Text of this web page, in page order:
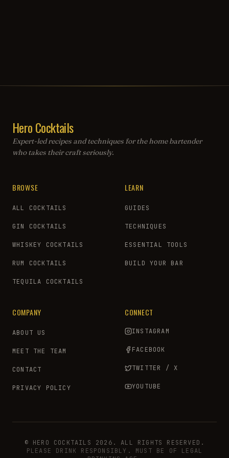
Hero Cocktails
Expert-led recipes and techniques for the home bartender
who takes their craft seriously.
BROWSE
ALL COCKTAILS
GIN COCKTAILS
WHISKEY COCKTAILS
RUM COCKTAILS
TEQUILA COCKTAILS
LEARN
GUIDES
TECHNIQUES
ESSENTIAL TOOLS
BUILD YOUR BAR
COMPANY
ABOUT US
MEET THE TEAM
CONTACT
PRIVACY POLICY
CONNECT
INSTAGRAM
FACEBOOK
TWITTER / X
YOUTUBE
© HERO COCKTAILS 2026. ALL RIGHTS RESERVED.
PLEASE DRINK RESPONSIBLY. MUST BE OF LEGAL